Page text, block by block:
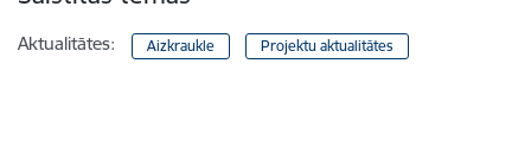
Aktualitātes: Aizkraukle Projektu aktualitātes